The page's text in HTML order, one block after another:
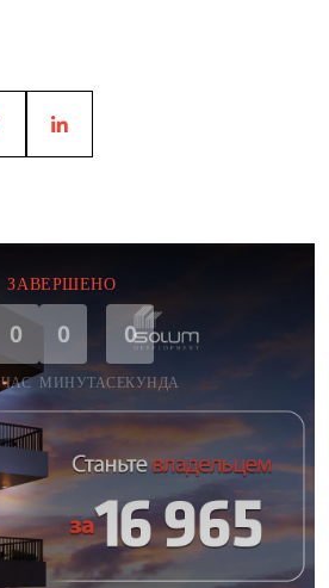
ЗАВЕРШЕНО
0
ЧАС
0
МИНУТА
0
СЕКУНДА